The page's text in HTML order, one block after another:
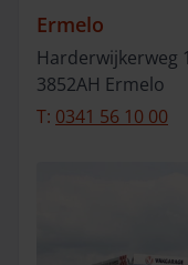
Ermelo
Harderwijkerweg
3852AH Ermelo
T: 0341 56 10 00